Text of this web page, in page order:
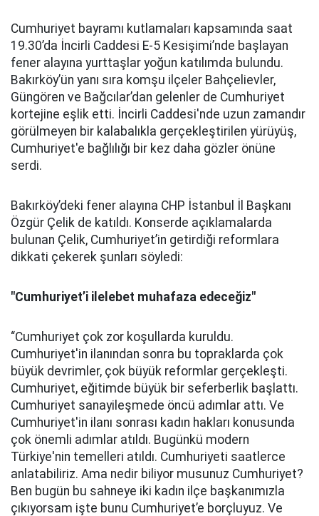
Cumhuriyet bayramı kutlamaları kapsamında saat
19.30’da İncirli Caddesi E-5 Kesişimi’nde başlayan
fener alayına yurttaşlar yoğun katılımda bulundu.
Bakırköy’ün yanı sıra komşu ilçeler Bahçelievler,
Güngören ve Bağcılar’dan gelenler de Cumhuriyet
kortejine eşlik etti. İncirli Caddesi'nde uzun zamandır
görülmeyen bir kalabalıkla gerçekleştirilen yürüyüş,
Cumhuriyet'e bağlılığı bir kez daha gözler önüne
serdi.
Bakırköy’deki fener alayına CHP İstanbul İl Başkanı
Özgür Çelik de katıldı. Konserde açıklamalarda
bulunan Çelik, Cumhuriyet’in getirdiği reformlara
dikkati çekerek şunları söyledi:
"Cumhuriyet’i ilelebet muhafaza edeceğiz"
“Cumhuriyet çok zor koşullarda kuruldu.
Cumhuriyet'in ilanından sonra bu topraklarda çok
büyük devrimler, çok büyük reformlar gerçekleşti.
Cumhuriyet, eğitimde büyük bir seferberlik başlattı.
Cumhuriyet sanayileşmede öncü adımlar attı. Ve
Cumhuriyet'in ilanı sonrası kadın hakları konusunda
çok önemli adımlar atıldı. Bugünkü modern
Türkiye'nin temelleri atıldı. Cumhuriyeti saatlerce
anlatabiliriz. Ama nedir biliyor musunuz Cumhuriyet?
Ben bugün bu sahneye iki kadın ilçe başkanımızla
çıkıyorsam işte bunu Cumhuriyet’e borçluyuz. Ve